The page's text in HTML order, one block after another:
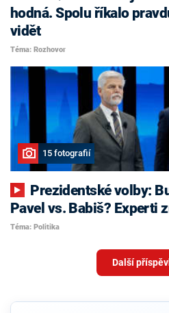
hodná. Spolu říkalo
vidět
Téma: Rozhovor
15 fotografií
Pavel vs. Babiš? Experti
Téma: Politika
Další